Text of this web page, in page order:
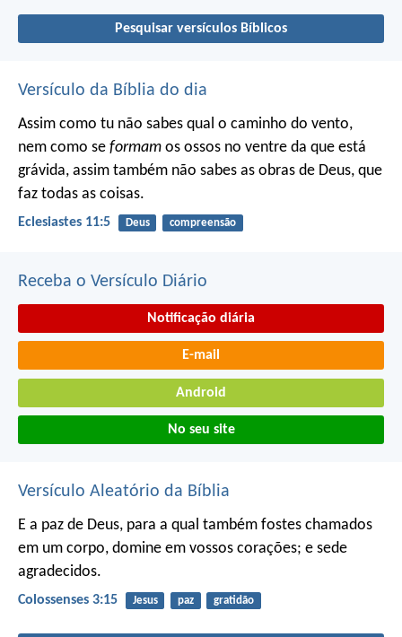
Pesquisar versículos Bíblicos
Versículo da Bíblia do dia
Assim como tu não sabes qual o caminho do vento,
nem como se formam os ossos no ventre da que está
grávida, assim também não sabes as obras de Deus, que
faz todas as coisas.
Eclesiastes 11:5 Deus compreensão
Receba o Versículo Diário
Notificação diária
E-mail
Android
No seu site
Versículo Aleatório da Bíblia
E a paz de Deus, para a qual também fostes chamados
em um corpo, domine em vossos corações; e sede
agradecidos.
Colossenses 3:15 Jesus paz gratidão